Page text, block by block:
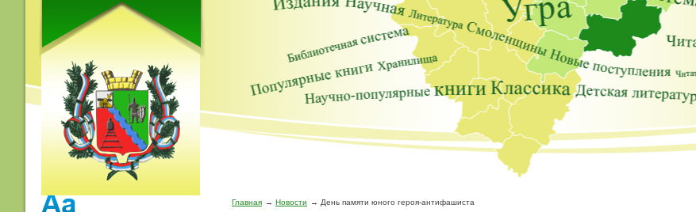
Главная Новости День памяти юного героя-антифашиста